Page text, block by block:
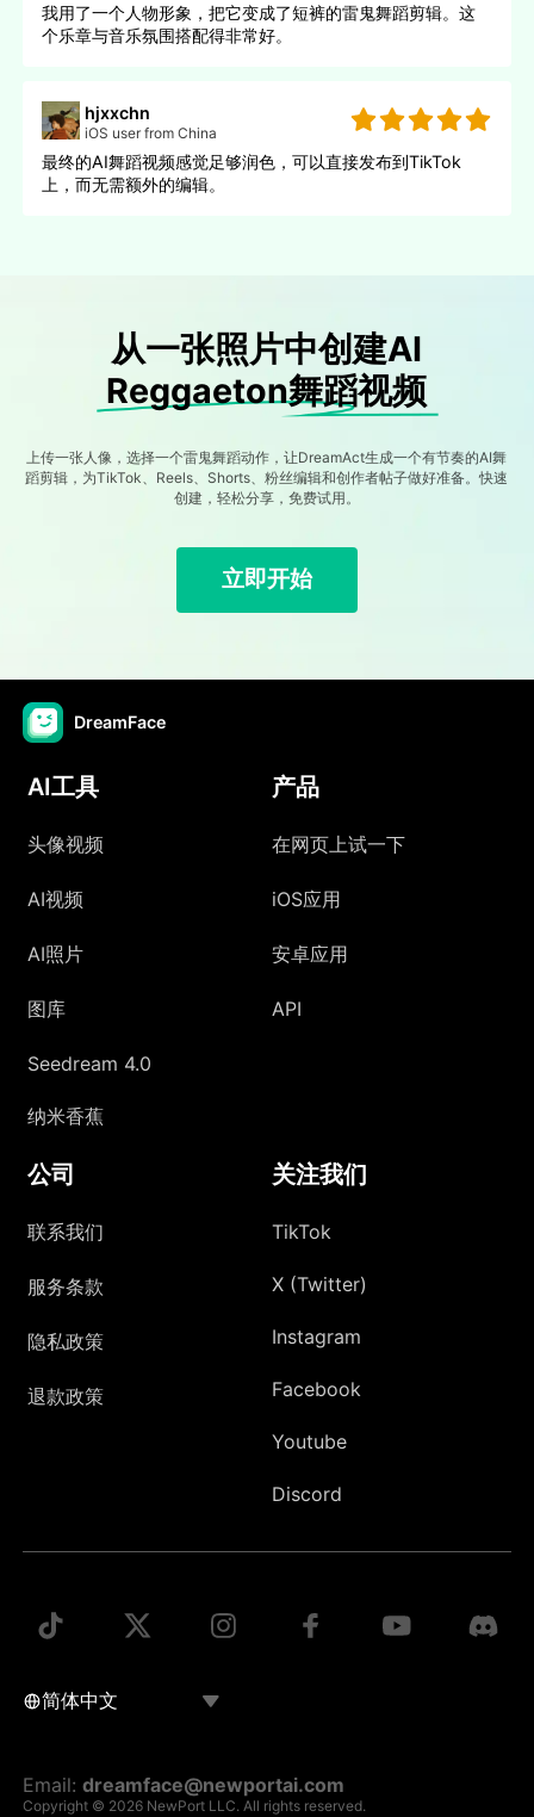
我用了一个人物形象，把它变成了短裤的雷鬼舞蹈剪辑。这
个乐章与音乐氛围搭配得非常好。
hjxxchn
iOS user from China
最终的AI舞蹈视频感觉足够润色，可以直接发布到TikTok
上，而无需额外的编辑。
从一张照片中创建AI
Reggaeton舞蹈视频
上传一张人像，选择一个雷鬼舞蹈动作，让DreamAct生成一个有节奏的AI舞
蹈剪辑，为TikTok、Reels、Shorts、粉丝编辑和创作者帖子做好准备。快速
创建，轻松分享，免费试用。
立即开始
DreamFace
AI工具
头像视频
AI视频
AI照片
图库
Seedream 4.0
纳米香蕉
产品
在网页上试一下
iOS应用
安卓应用
API
公司
联系我们
服务条款
隐私政策
退款政策
关注我们
TikTok
X (Twitter)
Instagram
Facebook
Youtube
Discord
Email:dreamface@newportai.com
Copyright © 2026 NewPort LLC. All rights reserved.